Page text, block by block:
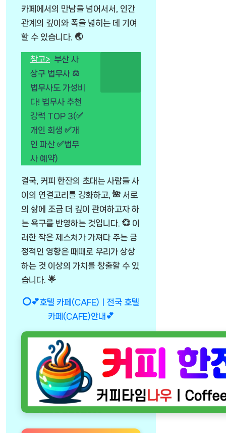
카페에서의 만남을 넘어서서, 인간
관계의 깊이와 폭을 넓히는 데 기여
할 수 있습니다. 🌏
참고> 부산 사
상구 법무사 ⚖️
법무사도 가성비
다! 법무사 추천
강력 TOP 3(✅
개인 회생 ✅개
인 파산 ✅법무
사 예약)
결국, 커피 한잔의 초대는 사람들 사
이의 연결고리를 강화하고, 🌺 서로
의 삶에 조금 더 깊이 관여하고자 하
는 욕구를 반영하는 것입니다. 💞 이
러한 작은 제스처가 가져다 주는 긍
정적인 영향은 때때로 우리가 상상
하는 것 이상의 가치를 창출할 수 있
습니다. 🌟
⭕💕호텔 카페(CAFE)ㅣ전국 호텔
카페(CAFE)안내💕